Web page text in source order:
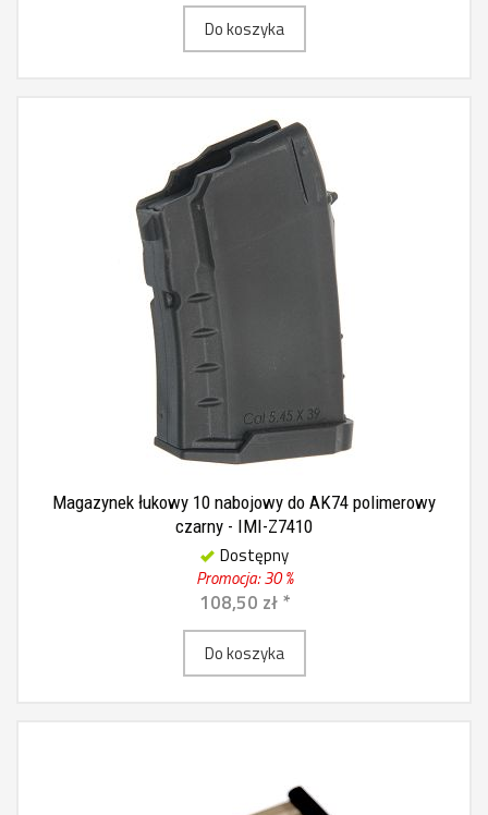
Do koszyka
Magazynek łukowy 10 nabojowy do AK74 polimerowy
czarny - IMI-Z7410
Dostępny
Promocja: 30 %
108,50 zł *
Do koszyka